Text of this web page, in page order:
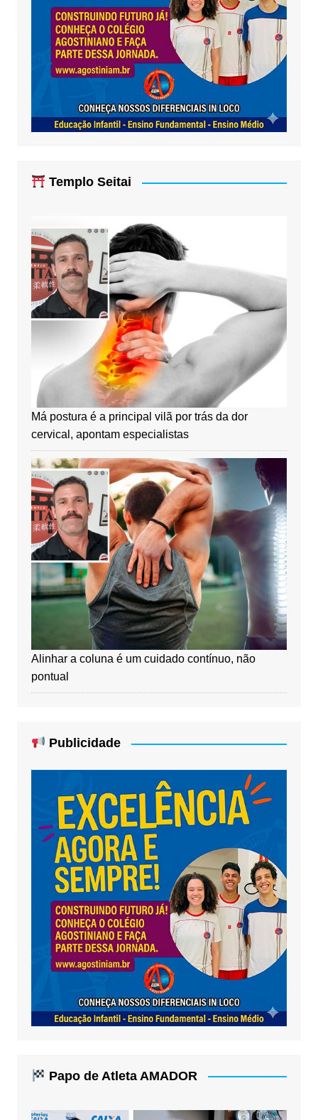
Templo Seitai
Má postura é a principal vilã por trás da dor
cervical, apontam especialistas
Alinhar a coluna é um cuidado contínuo, não
pontual
Publicidade
Papo de Atleta AMADOR